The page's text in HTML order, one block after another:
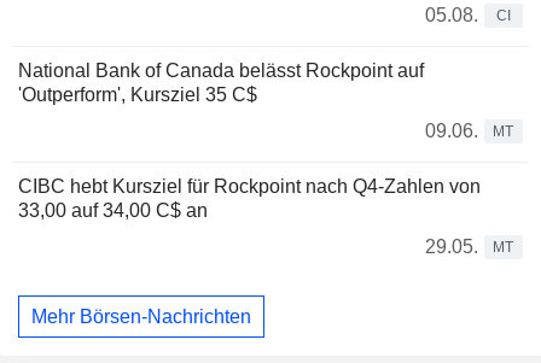
05.08.
CI
National Bank of Canada belässt Rockpoint auf
'Outperform', Kursziel 35 C$
09.06.
MT
CIBC hebt Kursziel für Rockpoint nach Q4-Zahlen von
33,00 auf 34,00 C$ an
29.05.
MT
Mehr Börsen-Nachrichten